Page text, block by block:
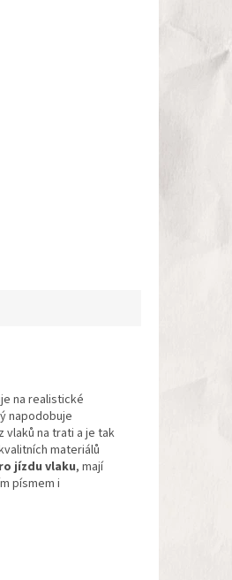
na realistické
napodobuje
na trati a je tak
materiálů
jízdu vlaku, mají
písmem i